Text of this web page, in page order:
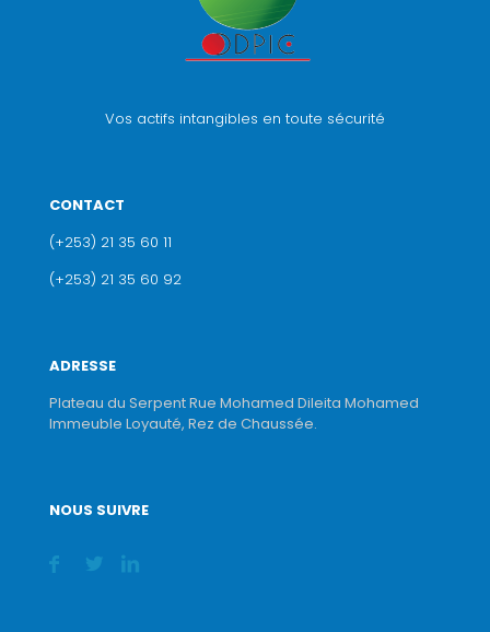
Vos actifs intangibles en toute sécurité
CONTACT
(+253) 21 35 60 11
(+253) 21 35 60 92
ADRESSE
Plateau du Serpent Rue Mohamed Dileita Mohamed
Immeuble Loyauté, Rez de Chaussée.
NOUS SUIVRE